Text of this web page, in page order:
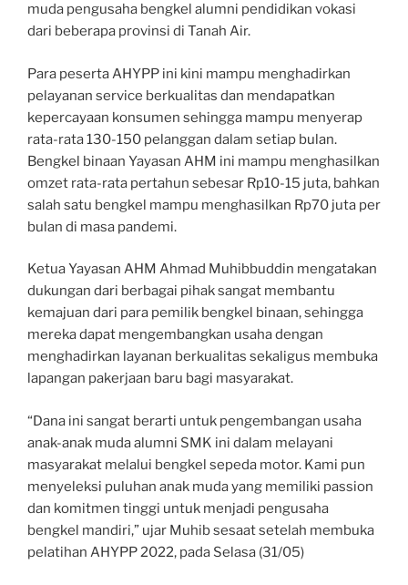
muda pengusaha bengkel alumni pendidikan vokasi
dari beberapa provinsi di Tanah Air.
Para peserta AHYPP ini kini mampu menghadirkan
pelayanan service berkualitas dan mendapatkan
kepercayaan konsumen sehingga mampu menyerap
rata-rata 130-150 pelanggan dalam setiap bulan.
Bengkel binaan Yayasan AHM ini mampu menghasilkan
omzet rata-rata pertahun sebesar Rp10-15 juta, bahkan
salah satu bengkel mampu menghasilkan Rp70 juta per
bulan di masa pandemi.
Ketua Yayasan AHM Ahmad Muhibbuddin mengatakan
dukungan dari berbagai pihak sangat membantu
kemajuan dari para pemilik bengkel binaan, sehingga
mereka dapat mengembangkan usaha dengan
menghadirkan layanan berkualitas sekaligus membuka
lapangan pakerjaan baru bagi masyarakat.
“Dana ini sangat berarti untuk pengembangan usaha
anak-anak muda alumni SMK ini dalam melayani
masyarakat melalui bengkel sepeda motor. Kami pun
menyeleksi puluhan anak muda yang memiliki passion
dan komitmen tinggi untuk menjadi pengusaha
bengkel mandiri,” ujar Muhib sesaat setelah membuka
pelatihan AHYPP 2022, pada Selasa (31/05)